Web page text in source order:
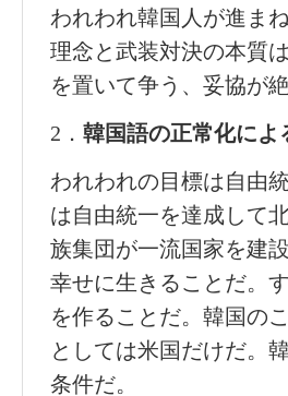
われわれ韓国人が進ま
理念と武装対決の本質
を置いて争う、妥協が
2． 韓国語の正常化によ
われわれの目標は自由
は自由統一を達成して
族集団が一流国家を建
幸せに生きることだ。
を作ることだ。韓国の
としては米国だけだ。
条件だ。